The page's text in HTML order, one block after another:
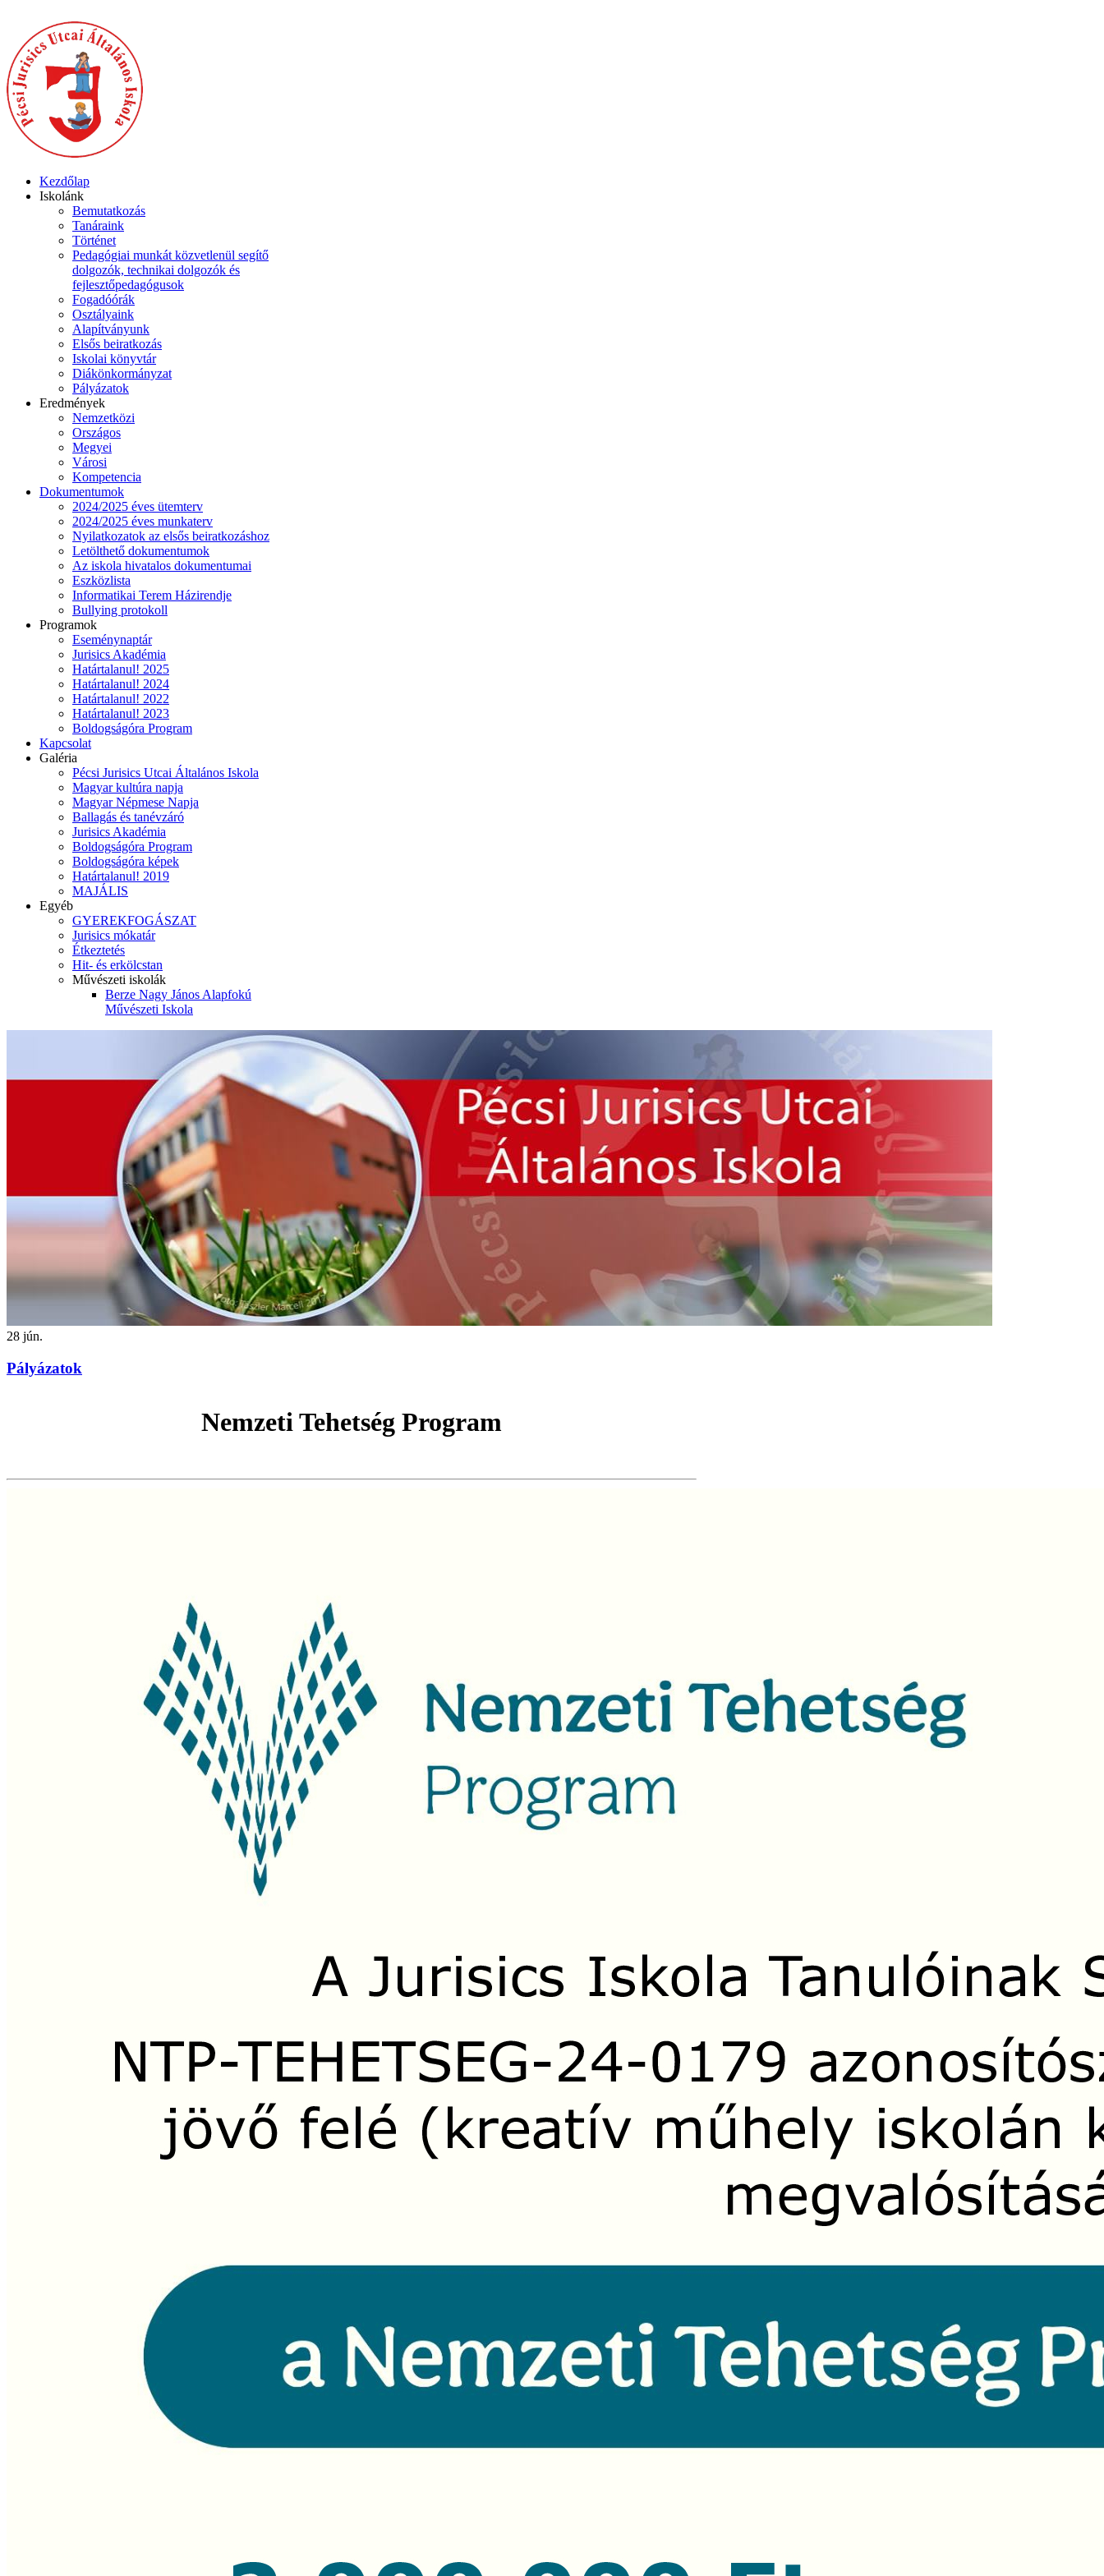
Kezdőlap
Iskolánk
Bemutatkozás
Tanáraink
Történet
Pedagógiai munkát közvetlenül segítő
dolgozók, technikai dolgozók és
fejlesztőpedagógusok
Fogadóórák
Osztályaink
Alapítványunk
Elsős beiratkozás
Iskolai könyvtár
Diákönkormányzat
Pályázatok
Eredmények
Nemzetközi
Országos
Megyei
Városi
Kompetencia
Dokumentumok
2024/2025 éves ütemterv
2024/2025 éves munkaterv
Nyilatkozatok az elsős beiratkozáshoz
Letölthető dokumentumok
Az iskola hivatalos dokumentumai
Eszközlista
Informatikai Terem Házirendje
Bullying protokoll
Programok
Eseménynaptár
Jurisics Akadémia
Határtalanul! 2025
Határtalanul! 2024
Határtalanul! 2022
Határtalanul! 2023
Boldogságóra Program
Kapcsolat
Galéria
Pécsi Jurisics Utcai Általános Iskola
Magyar kultúra napja
Magyar Népmese Napja
Ballagás és tanévzáró
Jurisics Akadémia
Boldogságóra Program
Boldogságóra képek
Határtalanul! 2019
MAJÁLIS
Egyéb
GYEREKFOGÁSZAT
Jurisics mókatár
Étkeztetés
Hit- és erkölcstan
Művészeti iskolák
Berze Nagy János Alapfokú
Művészeti Iskola
28 jún.
Pályázatok
Nemzeti Tehetség Program